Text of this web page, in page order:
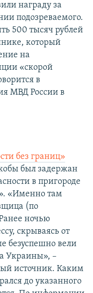
награду за
подозреваемого.
500 тысяч рублей
который
на
«скорой
в
МВД России в
без границ»
был задержан
в пригороде
«Именно там
(по
ночью
скрываясь от
безуспешно вели
Украины», –
источник. Каким
до указанного